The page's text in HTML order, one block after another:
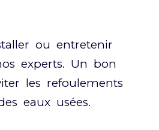
ou entretenir
experts. Un bon
les refoulements
eaux usées.